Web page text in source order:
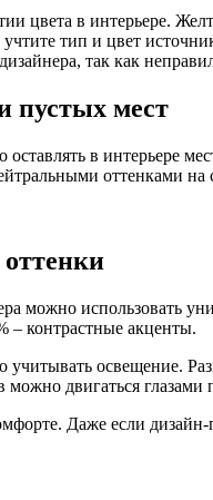
цвета в интерьере.
тип и цвет
так как
пустых мест
в интерьере
оттенками
можно использовать
– контрастные акценты.
освещение.
можно двигаться
Даже если